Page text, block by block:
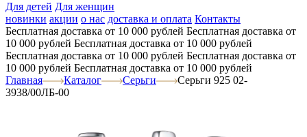
Для детей Для женщин
новинки акции о нас доставка и оплата Контакты
Бесплатная доставка от 10 000 рублей Бесплатная доставка от
10 000 рублей Бесплатная доставка от 10 000 рублей
Бесплатная доставка от 10 000 рублей Бесплатная доставка от
10 000 рублей Бесплатная доставка от 10 000 рублей
Главная
Каталог Серьги
Серьги 925 02-
3938/00ЛБ-00